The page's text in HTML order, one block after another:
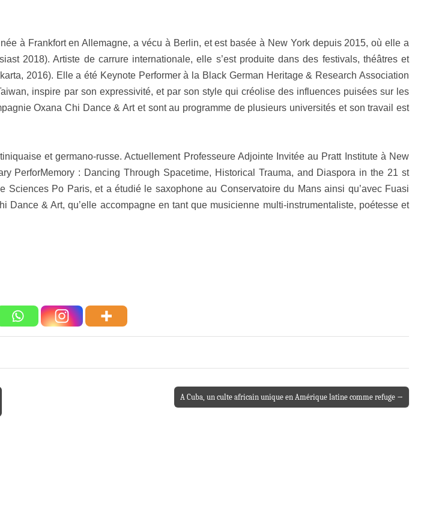
à Frankfort en Allemagne, a vécu à Berlin, et est basée à New York depuis 2015, où elle a
2018). Artiste de carrure internationale, elle s’est produite dans des festivals, théâtres et
2016). Elle a été Keynote Performer à la Black German Heritage & Research Association
inspire par son expressivité, et par son style qui créolise des influences puisées sur les
Oxana Chi Dance & Art et sont au programme de plusieurs universités et son travail est
et germano-russe. Actuellement Professeure Adjointe Invitée au Pratt Institute à New
PerforMemory : Dancing Through Spacetime, Historical Trauma, and Diaspora in the 21 st
Po Paris, et a étudié le saxophone au Conservatoire du Mans ainsi qu’avec Fuasi
& Art, qu’elle accompagne en tant que musicienne multi-instrumentaliste, poétesse et
A Cuba, un culte africain unique en Amérique latine comme refuge →